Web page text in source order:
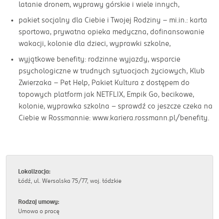
latanie dronem, wyprawy górskie i wiele innych,
pakiet socjalny dla Ciebie i Twojej Rodziny – mi.in.: karta
sportowa, prywatna opieka medyczna, dofinansowanie
wakacji, kolonie dla dzieci, wyprawki szkolne,
wyjątkowe benefity: rodzinne wyjazdy, wsparcie
psychologiczne w trudnych sytuacjach życiowych, Klub
Zwierzaka – Pet Help, Pakiet Kultura z dostępem do
topowych platform jak NETFLIX, Empik Go, becikowe,
kolonie, wyprawka szkolna – sprawdź co jeszcze czeka na
Ciebie w Rossmannie: www.kariera.rossmann.pl/benefity.
Lokalizacja:
Łódź, ul. Wersalska 75/77, woj. łódzkie
Rodzaj umowy:
Umowa o pracę